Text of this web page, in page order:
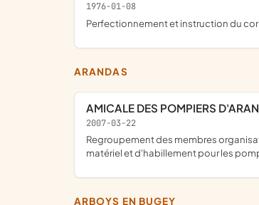
1976-01-08
perfectionnement et instruction du
ARANDAS
AMICALE DES POMPIERS
2007-03-22
regroupement des membres organisation de manifestations dans le village gestion de l'association, vente de calendriers, accompagnement lors de funérailles, achat de petit
matériel et d'habillement pour les
ARBOYS EN BUGEY